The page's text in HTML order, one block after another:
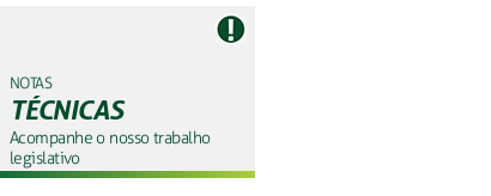
NOTAS
TÉCNICAS
Acompanhe o nosso trabalho
legislativo